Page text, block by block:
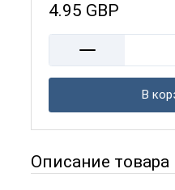
4.95 GBP
В
Описание товара